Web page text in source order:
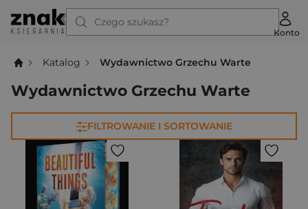
Czego szukasz?
Konto
Katalog Wydawnictwo Grzechu Warte
Wydawnictwo Grzechu Warte
FILTROWANIE I SORTOWANIE